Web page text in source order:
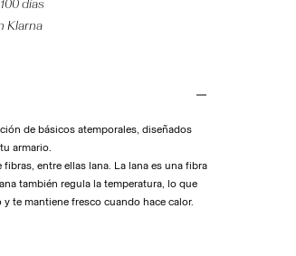
días
Klarna
de básicos atemporales, diseñados
armario.
entre ellas lana. La lana es una fibra
también regula la temperatura, lo que
te mantiene fresco cuando hace calor.